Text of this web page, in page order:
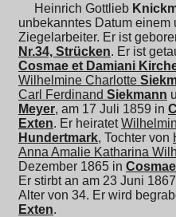
Heinrich Gottlieb
unbekanntes Datum einem
Ziegelarbeiter. Er ist
Nr.34, Strücken. Er ist
Cosmae et Damiani
Wilhelmine Charlotte
Carl Ferdinand Siekmann
Meyer, am 17 Juli 1859 in
Exten. Er heiratet
Hundertmark, Tochter von
Anna Amalie Katharina
Dezember 1865 in
Er stirbt an am 23 Juni
Alter von 34. Er wird
Exten.